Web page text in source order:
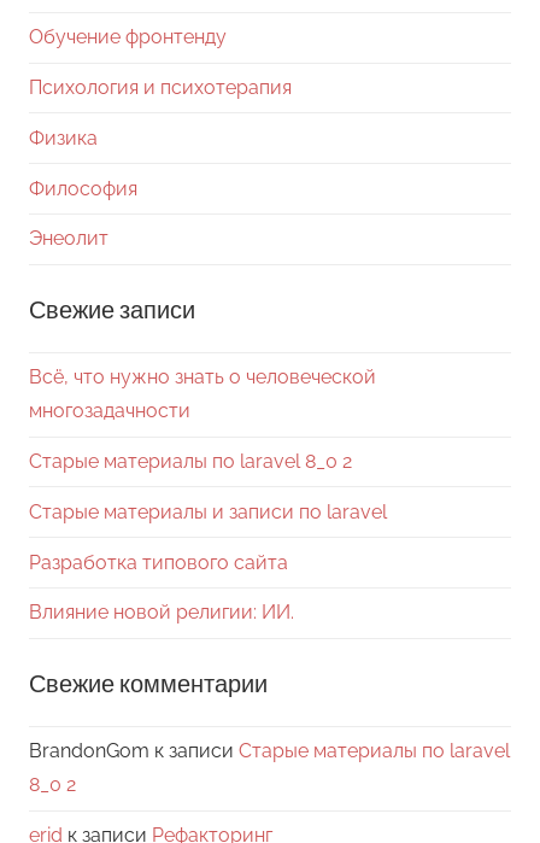
Обучение фронтенду
Психология и психотерапия
Физика
Философия
Энеолит
Свежие записи
Всё, что нужно знать о человеческой
многозадачности
Старые материалы по laravel 8_0 2
Старые материалы и записи по laravel
Разработка типового сайта
Влияние новой религии: ИИ.
Свежие комментарии
BrandonGom к записи Старые материалы по laravel
8_0 2
erid к записи Рефакторинг